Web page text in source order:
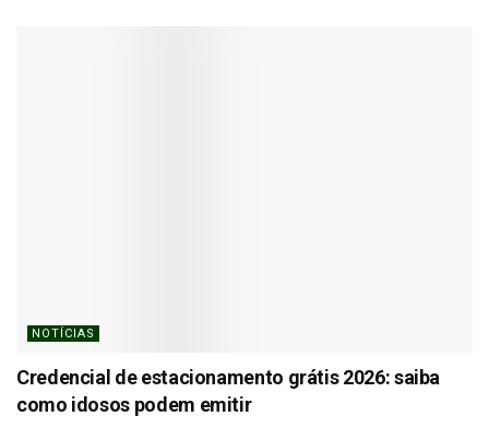
NOTÍCIAS
Credencial de estacionamento grátis 2026: saiba
como idosos podem emitir